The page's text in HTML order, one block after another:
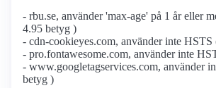
- rbu.se, använder 'max-age' på 1 år eller
4.95 betyg )
- cdn-cookieyes.com, använder inte
- pro.fontawesome.com, använder inte
- www.googletagservices.com, använder
betyg )